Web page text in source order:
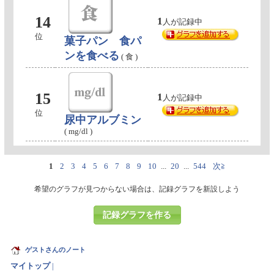
14
位
菓子パン 食パ
ンを食べる ( 食 )
1 人が記録中
15
位
尿中アルブミン
( mg/dl )
1 人が記録中
1 2 3 4 5 6 7 8 9 10 ... 20 ... 544 次≧
希望のグラフが見つからない場合は、記録グラフを新設しよう
記録グラフを作る
ゲストさんのノート
マイトップ|